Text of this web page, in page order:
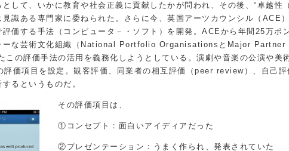
して、いかに教育や社会正義に貢献したかが問われ、その後、“卓越性
識ある専門家に委ねられた。さらに今、英国アーツカウンシル（ACE
価する手法（コンピュータ－・ソフト）を開発。ACEから年間25万ポ
ーな芸術文化組織（National Portfolio OrganisationsとMajor Partner
この評価手法の活用を義務化しようとしている。演劇や音楽の公演や美
評価項目を設定。観客評価、同業者の相互評価（peer review）、自己評
るというものだ。
その評価項目は、
①コンセプト：面白いアイディアだった
②プレゼンテーション：うまく作られ、発表されていた